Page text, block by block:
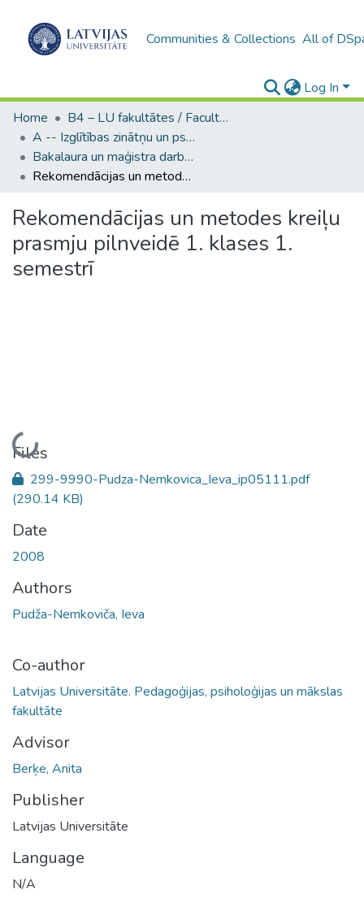
Communities & Collections All of
Log In
Home
B4 – LU fakultātes / Faculties of the UL
A -- Izglītības zinātņu un psiholoģijas fakultāte / Faculty of Education Sciences and Psychology
Bakalaura un maģistra darbi (PPMF) / Bachelor's and Master's theses
Rekomendācijas un metodes kreiļu prasmju pilnveidē 1. klases 1. semestrī
Rekomendācijas un metodes kreiļu
prasmju pilnveidē 1. klases 1.
semestrī
Loading...
Files
299-9990-Pudza-Nemkovica_Ieva_ip05111.pdf
(290.14 KB)
Date
2008
Authors
Pudža-Nemkoviča, Ieva
Co-author
Latvijas Universitāte. Pedagoģijas, psiholoģijas un mākslas
fakultāte
Advisor
Berķe, Anita
Publisher
Latvijas Universitāte
Language
N/A